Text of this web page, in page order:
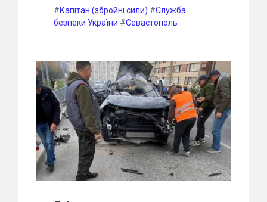
#Капітан (збройні сили) #Служба
безпеки України #Севастополь